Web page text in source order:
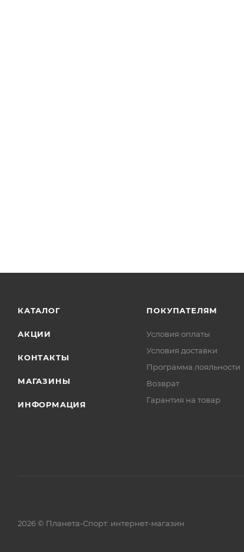
КАТАЛОГ
АКЦИИ
КОНТАКТЫ
МАГАЗИНЫ
ИНФОРМАЦИЯ
ПОКУПАТЕЛЯМ
Условия оплаты
Условия доставки
Программа лояльности
Возврат
Гарантия на товар
2026 © Планета-Спорт: интернет-магазин